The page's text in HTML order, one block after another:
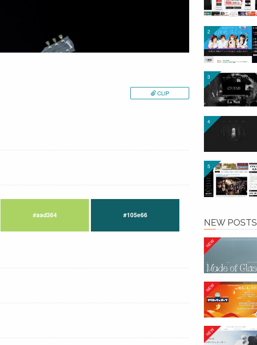
CLIP
#aad364 #105e66
NEW POSTS